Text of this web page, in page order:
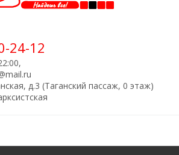
24-12
д.3 (Таганский пассаж, 0 этаж)